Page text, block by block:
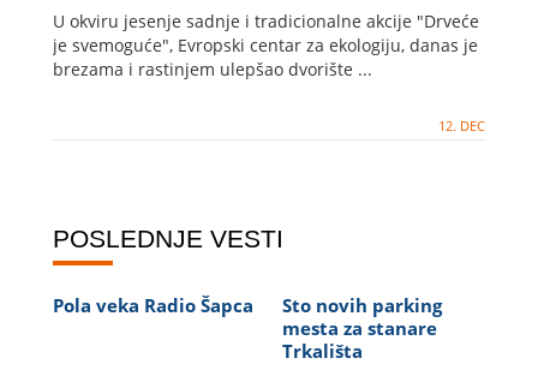
U okviru jesenje sadnje i tradicionalne akcije "Drveće
je svemoguće", Evropski centar za ekologiju, danas je
brezama i rastinjem ulepšao dvorište ...
12. DEC
POSLEDNJE VESTI
Pola veka Radio Šapca
Sto novih parking
mesta za stanare
Trkališta